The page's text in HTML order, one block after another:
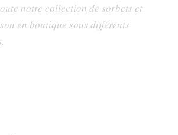
notre collection de sorbets et
en boutique sous différents